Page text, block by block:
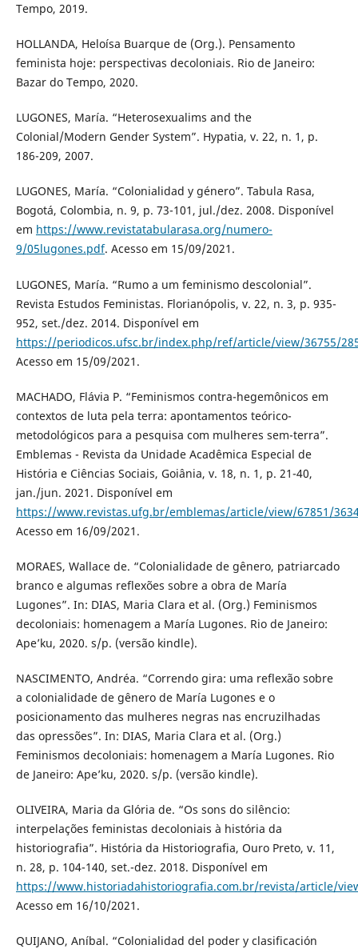
Tempo, 2019.
HOLLANDA, Heloísa Buarque de (Org.). Pensamento
feminista hoje: perspectivas decoloniais. Rio de Janeiro:
Bazar do Tempo, 2020.
LUGONES, María. “Heterosexualims and the
Colonial/Modern Gender System”. Hypatia, v. 22, n. 1, p.
186-209, 2007.
LUGONES, María. “Colonialidad y género”. Tabula Rasa,
Bogotá, Colombia, n. 9, p. 73-101, jul./dez. 2008. Disponível
em https://www.revistatabularasa.org/numero-
9/05lugones.pdf. Acesso em 15/09/2021.
LUGONES, María. “Rumo a um feminismo descolonial”.
Revista Estudos Feministas. Florianópolis, v. 22, n. 3, p. 935-
952, set./dez. 2014. Disponível em
https://periodicos.ufsc.br/index.php/ref/article/view/36755/
Acesso em 15/09/2021.
MACHADO, Flávia P. “Feminismos contra-hegemônicos em
contextos de luta pela terra: apontamentos teórico-
metodológicos para a pesquisa com mulheres sem-terra”.
Emblemas - Revista da Unidade Acadêmica Especial de
História e Ciências Sociais, Goiânia, v. 18, n. 1, p. 21-40,
jan./jun. 2021. Disponível em
https://www.revistas.ufg.br/emblemas/article/view/67851/
Acesso em 16/09/2021.
MORAES, Wallace de. “Colonialidade de gênero, patriarcado
branco e algumas reflexões sobre a obra de María
Lugones”. In: DIAS, Maria Clara et al. (Org.) Feminismos
decoloniais: homenagem a María Lugones. Rio de Janeiro:
Ape’ku, 2020. s/p. (versão kindle).
NASCIMENTO, Andréa. “Correndo gira: uma reflexão sobre
a colonialidade de gênero de María Lugones e o
posicionamento das mulheres negras nas encruzilhadas
das opressões”. In: DIAS, Maria Clara et al. (Org.)
Feminismos decoloniais: homenagem a María Lugones. Rio
de Janeiro: Ape’ku, 2020. s/p. (versão kindle).
OLIVEIRA, Maria da Glória de. “Os sons do silêncio:
interpelações feministas decoloniais à história da
historiografia”. História da Historiografia, Ouro Preto, v. 11,
n. 28, p. 104-140, set.-dez. 2018. Disponível em
https://www.historiadahistoriografia.com.br/revista/article/
Acesso em 16/10/2021.
QUIJANO, Aníbal. “Colonialidad del poder y clasificación